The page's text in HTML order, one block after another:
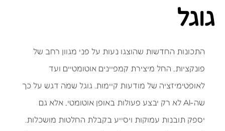
גוגל
התכונות החדשות שהוצגו נעות על פני מגוון רחב של
פונקציות, החל מיצירת קמפיינים אוטומטיים ועד
לאופטימיזציה של מודעות קיימות. גוגל שמה דגש על כך
שה-AI לא רק יבצע פעולות באופן אוטומטי, אלא גם
יספק תובנות עמוקות ויסייע בקבלת החלטות מושכלות.